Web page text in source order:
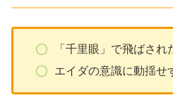
「千里眼」で飛ばされ
エイダの意識に動揺せ